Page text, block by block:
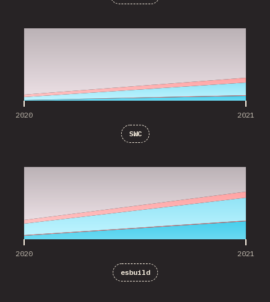
2020 2021
SWC
2020 2021
esbuild